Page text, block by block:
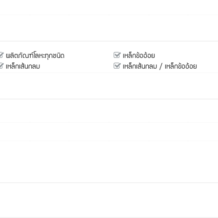
ผลิตภัณฑ์โลหะทุกชนิด เหล็กข้ออ้อย
เหล็กเส้นกลม
เหล็กเส้นกลม / เหล็กข้ออ้อย